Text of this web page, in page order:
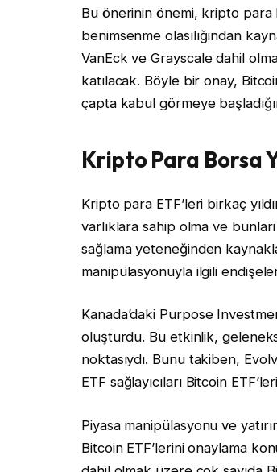
Bu önerinin önemi, kripto para
benimsenme olasılığından
VanEck ve Grayscale dahil
katılacak. Böyle bir onay,
çapta kabul görmeye
Kripto Para Borsa
Kripto para ETF’leri birkaç
varlıklara sahip olma ve
sağlama yeteneğinden
manipülasyonuyla ilgili
Kanada’daki Purpose
oluşturdu. Bu etkinlik,
noktasıydı. Bunu takiben,
ETF sağlayıcıları Bitcoin
Piyasa manipülasyonu ve
Bitcoin ETF’lerini onaylama